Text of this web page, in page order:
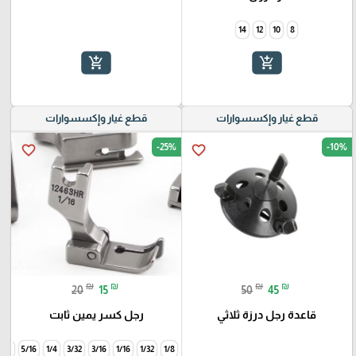
8
10
12
14
add_shopping_cart
add_shopping_cart
قطع غيار وإكسسوارات
favorite_border -10%
50 ₪ 45 ₪
قاعدة رجل درزة ثلاثي
قطع غيار وإكسسوارات
favorite_border -25%
20 ₪ 15 ₪
رجل كسر يمين ثابت
1/8
1/32
1/16
3/16
3/32
1/4
5/16